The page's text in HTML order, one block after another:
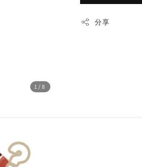
1 /8
分享